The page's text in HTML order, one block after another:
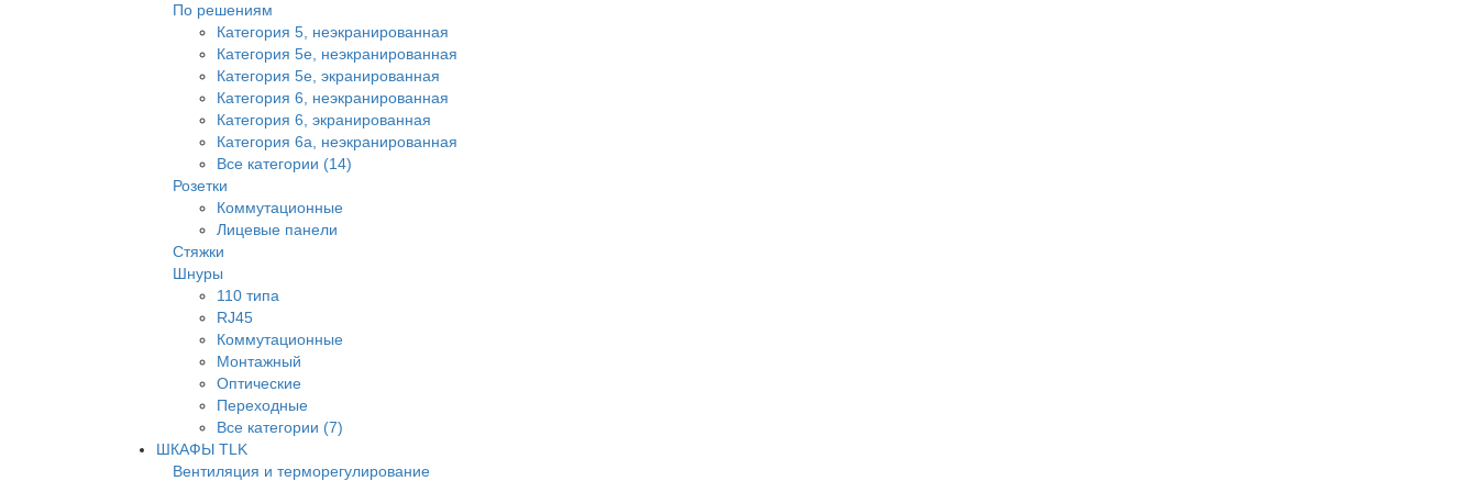
По решениям
Категория 5, неэкранированная
Категория 5е, неэкранированная
Категория 5е, экранированная
Категория 6, неэкранированная
Категория 6, экранированная
Категория 6а, неэкранированная
Все категории (14)
Розетки
Коммутационные
Лицевые панели
Стяжки
Шнуры
110 типа
RJ45
Коммутационные
Монтажный
Оптические
Переходные
Все категории (7)
ШКАФЫ TLK
Вентиляция и терморегулирование